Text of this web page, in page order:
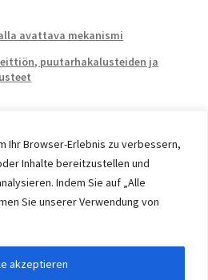
Ihr Browser-Erlebnis zu verbessern,
Inhalte bereitzustellen und
Indem Sie auf „Alle
Sie unserer Verwendung von
akzeptieren
avattava mekanismi
puutarhakalusteiden ja
member of the ERUON